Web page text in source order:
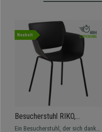
Neuheit
Besucherstuhl RIKO,
modernes Design, bequem
Ein Besucherstuhl, der sich dank